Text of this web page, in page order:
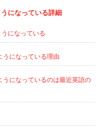
になっている詳細
になっている
になっている理由
になっているのは最近英語の